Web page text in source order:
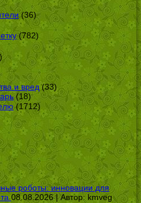
(36)
(782)
и вред(33)
(18)
(1712)
роботы: инновации для
08.08.2026 | Автор: kmveg